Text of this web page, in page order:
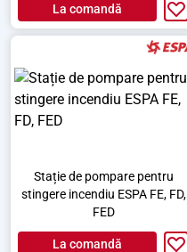
La comandă
Stație de pompare pentru
stingere incendiu ESPA FE, FD,
FED
La comandă